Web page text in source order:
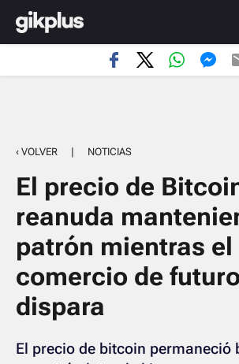
‹ VOLVER | NOTICIAS
El precio de
reanuda
patrón mientras el
comercio de
dispara
El precio de bitcoin permaneció